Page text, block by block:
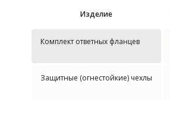
Изделие
Комплект ответных фланцев
Защитные (огнестойкие) чехлы